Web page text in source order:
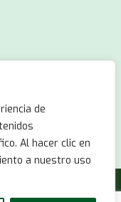
de
Al hacer clic en
a nuestro uso